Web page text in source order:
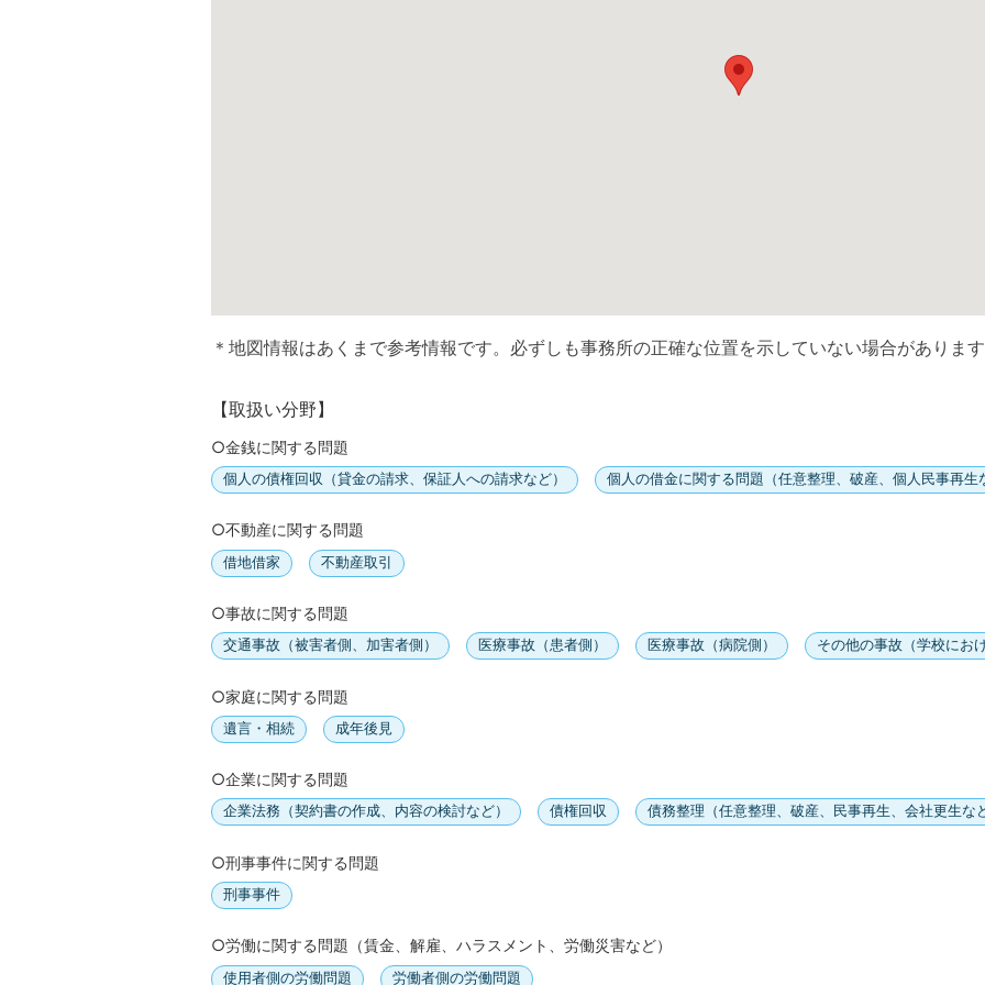
＊地図情報はあくまで参考情報です。必ずしも事務所の正確な位置を示していない場合があります
【取扱い分野】
○金銭に関する問題
個人の債権回収（貸金の請求、保証人への請求など） 個人の借金に関する問題（任意整理、破産、個人民事再生
○不動産に関する問題
借地借家 不動産取引
○事故に関する問題
交通事故（被害者側、加害者側） 医療事故（患者側） 医療事故（病院側） その他の事故（学校にお
○家庭に関する問題
遺言・相続 成年後見
○企業に関する問題
企業法務（契約書の作成、内容の検討など） 債権回収 債務整理（任意整理、破産、民事再生、会社更生な
○刑事事件に関する問題
刑事事件
○労働に関する問題（賃金、解雇、ハラスメント、労働災害など）
使用者側の労働問題 労働者側の労働問題